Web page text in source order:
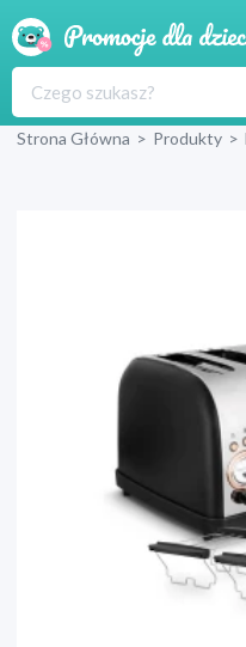
Strona Główna > Produkty >